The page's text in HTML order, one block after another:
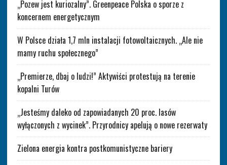
„Pozew jest kuriozalny”. Greenpeace Polska o sporze z
koncernem energetycznym
W Polsce działa 1,7 mln instalacji fotowoltaicznych. „Ale nie
mamy ruchu społecznego”
„Premierze, dbaj o ludzi!” Aktywiści protestują na terenie
kopalni Turów
„Jesteśmy daleko od zapowiadanych 20 proc. lasów
wyłączonych z wycinek”. Przyrodnicy apelują o nowe rezerwaty
Zielona energia kontra postkomunistyczne bariery